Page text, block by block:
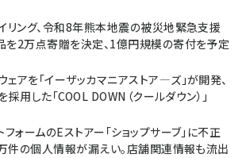
リング、令和8年熊本地震の被災地緊急支援
を2万点寄贈を決定、1億円規模の寄付を予定
アを「イーザッカマニアストア―ズ」が開発、
採用した「COOL DOWN（クールダウン）」
ォームのEストアー「ショップサーブ」に不正
件の個人情報が漏えい。店舗関連情報も流出